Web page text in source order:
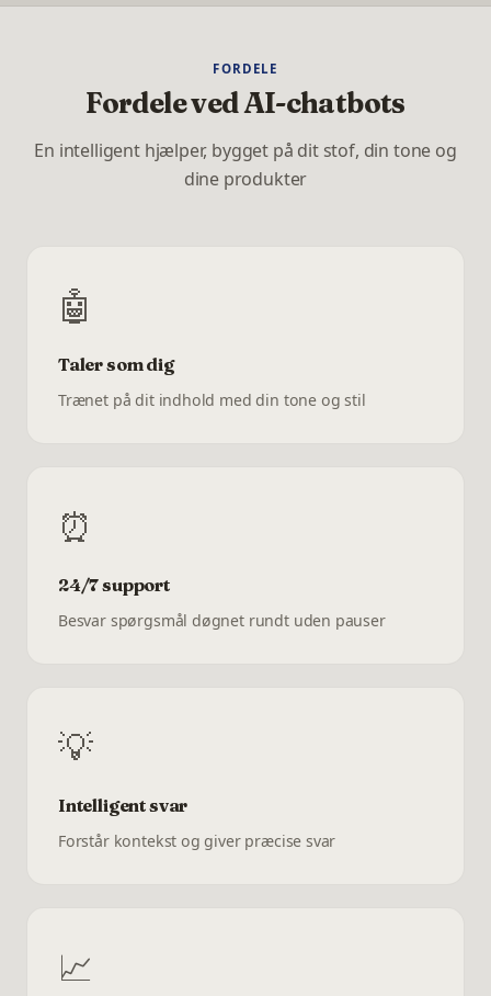
FORDELE
Fordele ved AI-chatbots
En intelligent hjælper, bygget på dit stof, din tone og
dine produkter
🤖
Taler som dig
Trænet på dit indhold med din tone og stil
⏰
24/7 support
Besvar spørgsmål døgnet rundt uden pauser
💡
Intelligent svar
Forstår kontekst og giver præcise svar
📈